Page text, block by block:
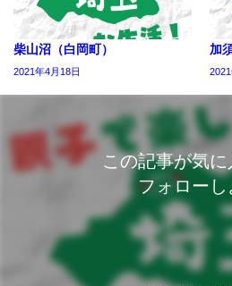
柴山沼（白岡町）
2021年4月18日
加
この記事が気に
フォローし